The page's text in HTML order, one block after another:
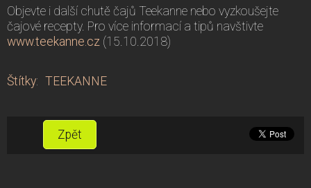
Objevte i další chutě čajů Teekanne nebo vyzkoušejte
čajové recepty. Pro více informací a tipů navštivte
www.teekanne.cz (15.10.2018)
Štítky: TEEKANNE
Zpět